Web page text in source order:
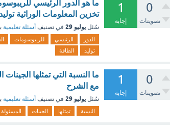
0
تصويتات
1
إجابة
تخزين المعلومات الوراثية
سُئل يوليو 29 في تصنيف أسئلة تعليمية
الدور الرئيسي للريبوسومات
توليد
الطاقة
0
تصويتات
1
إجابة
مع الشرح
سُئل يوليو 29 في تصنيف أسئلة تعليمية
النسبة تمثلها الجينات المسئولة